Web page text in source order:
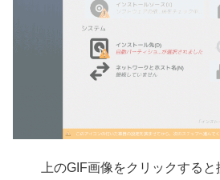
上のGIF画像をクリックする